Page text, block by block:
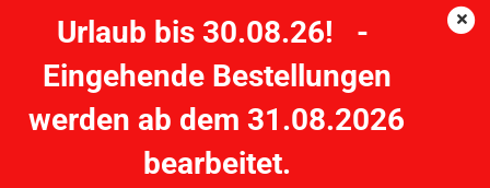
Urlaub bis 30.08.26! -
Eingehende Bestellungen
werden ab dem 31.08.2026
bearbeitet.
Lieblingsköder Pinky 7,5 cm - 5 Stück